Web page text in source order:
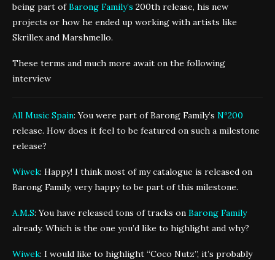
being part ofBarong Family’s 200th release, his new
projects or how he ended up working with artists like
Skrillex and Marshmello.
These terms and much more await on the following
interview
All Music Spain: You were part of Barong Family’s Nº200
release. How does it feel to be featured on such a milestone
release?
Wiwek: Happy! I think most of my catalogue is released on
Barong Family, very happy to be part of this milestone.
A.M.S: You have released tons of tracks on Barong Family
already. Which is the one you’d like to highlight and why?
Wiwek: I would like to highlight “Coco Nutz”, it’s probably